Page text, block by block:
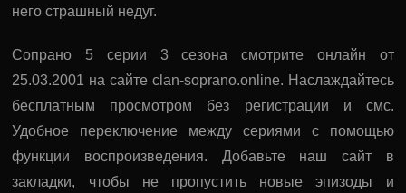
него страшный недуг.
Сопрано 5 серии 3 сезона смотрите онлайн от
25.03.2001 на сайте clan-soprano.online. Наслаждайтесь
бесплатным просмотром без регистрации и смс.
Удобное переключение между сериями с помощью
функции воспроизведения. Добавьте наш сайт в
закладки, чтобы не пропустить новые эпизоды и